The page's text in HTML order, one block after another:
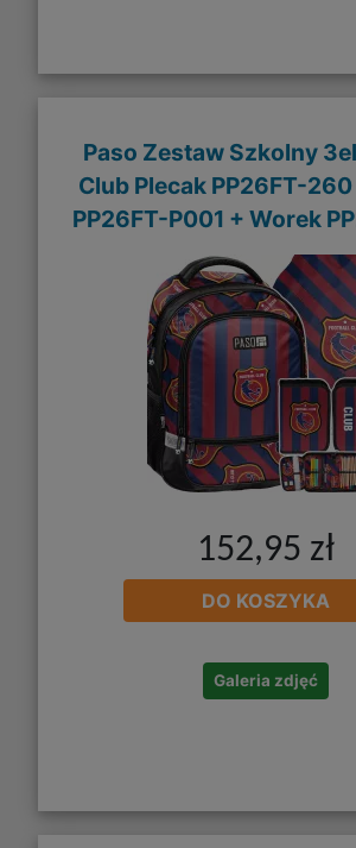
Paso Zestaw Szkolny
Club Plecak PP26FT-
PP26FT-P001 + Worek
152,95 zł
DO KOSZYKA
Galeria zdjęć